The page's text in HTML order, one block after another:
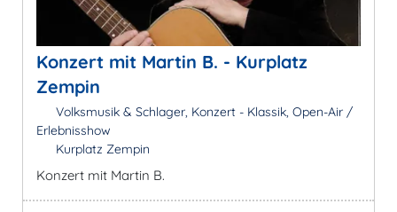
Konzert mit Martin B. - Kurplatz
Zempin
Volksmusik & Schlager, Konzert - Klassik, Open-Air /
Erlebnisshow
Kurplatz Zempin
Konzert mit Martin B.